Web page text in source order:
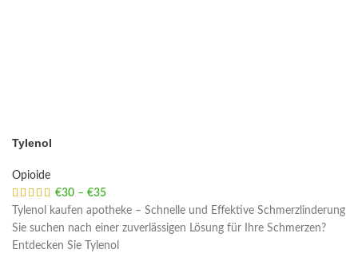
Tylenol
Opioide
€30 – €35
Tylenol kaufen apotheke – Schnelle und Effektive Schmerzlinderung
Sie suchen nach einer zuverlässigen Lösung für Ihre Schmerzen?
Entdecken Sie Tylenol